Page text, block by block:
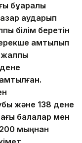
бұқаралық
аударып
білім беретін
қамтылып
және 138 дене
балалар мен
мыңнан